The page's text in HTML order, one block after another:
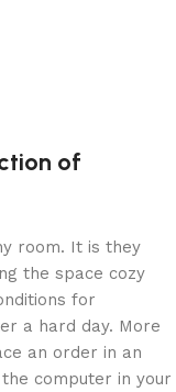
of
room. It is they
the space cozy
for
a hard day. More
an order in an
computer in your